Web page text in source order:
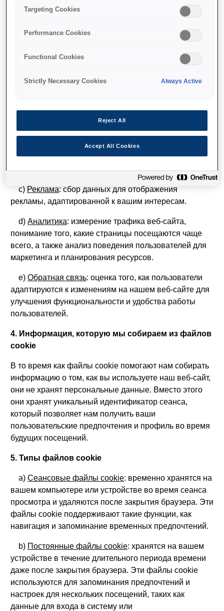
• Предоставлять соответствующую рекламу и
3. Как мы используем файлы cookie
Наши файлы cookie служат различным целям, в том
возвращении на наш веб-сайт.
b)Персонализация: сохранение предпочтений
просмотра (например, языка, размера текста, макета
страницы или цветовых предпочтений) для более
удобного использования.
c) Реклама: сбор данных для отображения
рекламы, адаптированной к вашим интересам.
d) Аналитика: измерение трафика веб-сайта,
понимание того, какие страницы посещаются чаще
всего, а также анализ поведения пользователей для
маркетинга и планирования ресурсов.
e) Обратная связь: оценка того, как пользователи
адаптируются к изменениям на нашем веб-сайте для
улучшения функциональности и удобства работы
пользователей.
4. Информация, которую мы собираем из файлов
cookie
В то время как файлы cookie помогают нам собирать
информацию о том, как вы используете наш веб-сайт,
они не хранят персональные данные. Вместо этого
они хранят уникальный идентификатор сеанса,
который позволяет нам получить ваши
пользовательские предпочтения и профиль во время
будущих посещений.
5. Типы файлов cookie
a) Сеансовые файлы cookie: временно хранятся на
вашем компьютере или устройстве во время сеанса
просмотра и удаляются после закрытия браузера. Эти
файлы cookie поддерживают такие функции, как
навигация и запоминание временных предпочтений.
b) Постоянные файлы cookie: хранятся на вашем
устройстве в течение длительного периода времени
даже после закрытия браузера. Эти файлы cookie
используются для запоминания предпочтений и
настроек для нескольких посещений, таких как
данные для входа в систему или
Targeting Cookies
Performance Cookies
Functional Cookies
Strictly Necessary Cookies Always Active
Reject All
Accept All Cookies